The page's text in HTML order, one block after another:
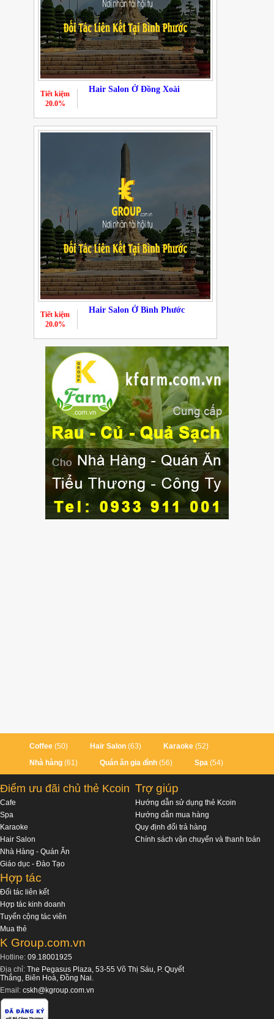
Hair Salon Ở Đồng Xoài
Tiết kiệm
20.0%
Hair Salon Ở Bình Phước
Tiết kiệm
20.0%
Coffee (50) Hair Salon (63) Karaoke (52)
Nhà hàng (61) Quán ăn gia đình (56) Spa (54)
Điểm ưu đãi chủ thẻ Kcoin
Cafe
Spa
Karaoke
Hair Salon
Nhà Hàng - Quán Ăn
Giáo dục - Đào Tạo
Trợ giúp
Hướng dẫn sử dụng thẻ Kcoin
Hướng dẫn mua hàng
Quy định đổi trả hàng
Chính sách vận chuyển và thanh toán
Hợp tác
Đối tác liên kết
Hợp tác kinh doanh
Tuyển cộng tác viên
Mua thẻ
K Group.com.vn
Hotline: 09.18001925
Địa chỉ: The Pegasus Plaza, 53-55 Võ Thị Sáu, P. Quyết
Thắng, Biên Hoà, Đồng Nai.
Email: cskh@kgroup.com.vn